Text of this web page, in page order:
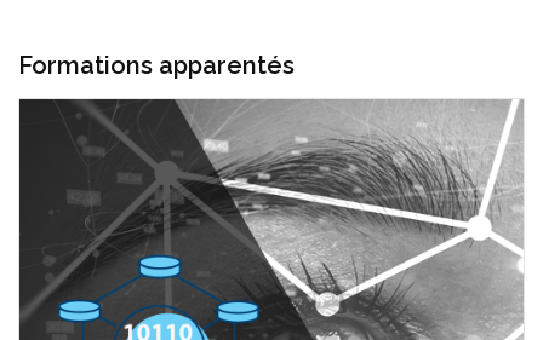
Formations apparentés